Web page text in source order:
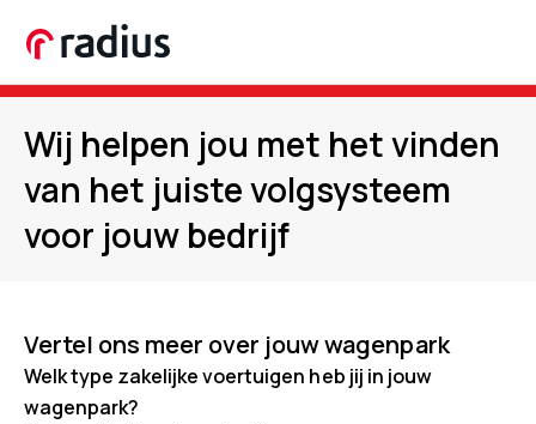
Wij helpen jou met het vinden
van het juiste volgsysteem
voor jouw bedrijf
Vertel ons meer over jouw wagenpark
Welk type zakelijke voertuigen heb jij in jouw
wagenpark?